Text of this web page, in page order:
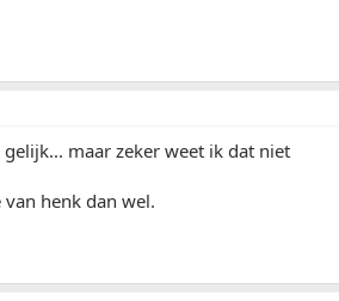
maar zeker weet ik dat niet
henk dan wel.